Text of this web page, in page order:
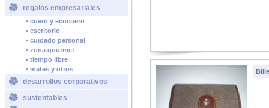
regalos empresariales
• cuero y ecocuero
• escritorio
• cuidado personal
• zona gourmet
• tiempo libre
• mates y otros
desarrollos corporativos
sustentables